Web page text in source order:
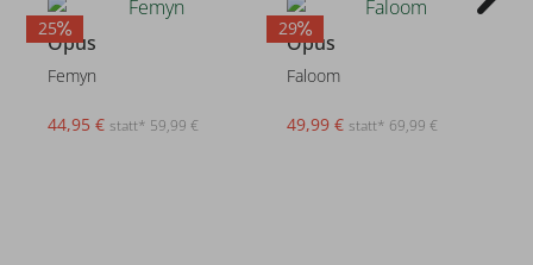
25
Opus
Femyn
44,95 € statt* 59,99 €
29
Opus
Faloom
49,99 € statt* 69,99 €